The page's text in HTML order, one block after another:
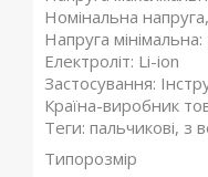
Номінальна
Напруга мінімальна:
Електроліт: Li-ion
Застосування:
Країна-виробник
Теги: пальчикові, з
Типорозмір